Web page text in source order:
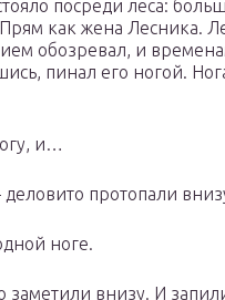
посреди леса:
Прям как жена Лесника.
обозревал, и
пинал его ногой.
и…
протопали
ноге.
внизу. И